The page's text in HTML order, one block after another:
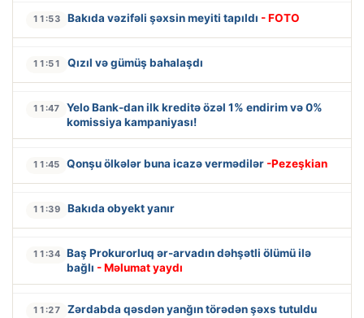
11:53 Bakıda vəzifəli şəxsin meyiti tapıldı - FOTO
11:51 Qızıl və gümüş bahalaşdı
11:47
Yelo Bank-dan ilk kreditə özəl 1% endirim və 0%
komissiya kampaniyası!
11:45 Qonşu ölkələr buna icazə vermədilər -Pezeşkian
11:39 Bakıda obyekt yanır
11:34 Baş Prokurorluq ər-arvadın dəhşətli ölümü ilə
bağlı - Məlumat yaydı
11:27 Zərdabda qəsdən yanğın törədən şəxs tutuldu